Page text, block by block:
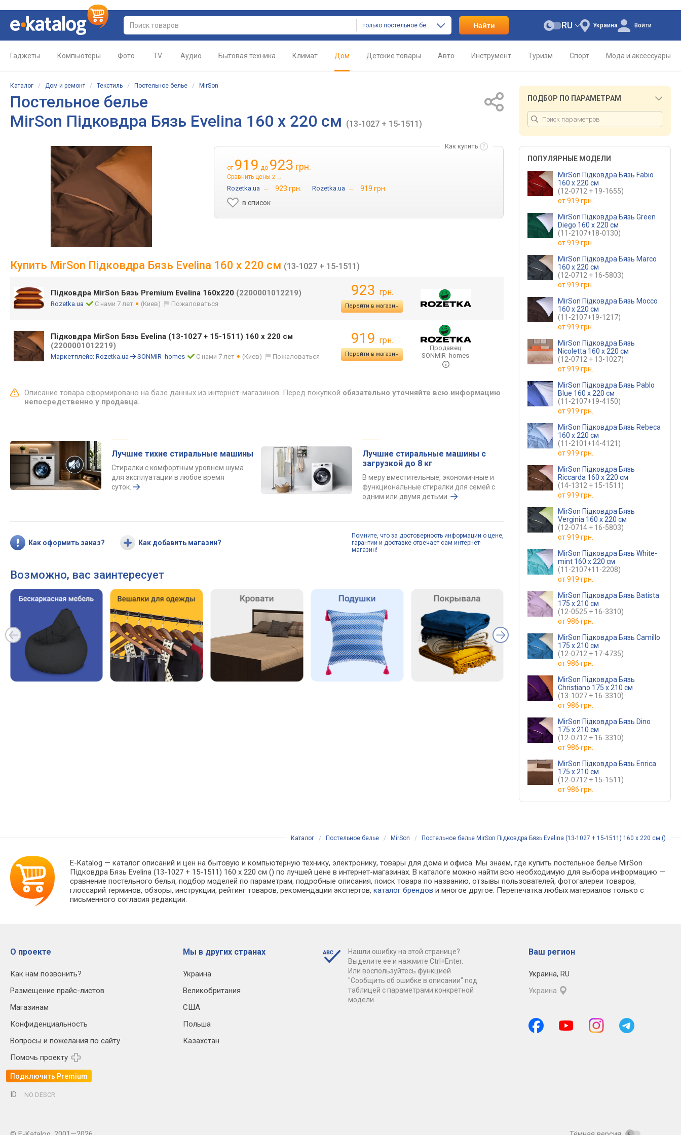
только постельное белье Найти Украина
RU Войти
Гаджеты Компьютеры Фото TV Аудио Бытовая техника Климат Дом Детские товары Авто Инструмент Туризм Спорт Мода и аксессуары
Каталог / Дом и ремонт / Текстиль / Постельное белье / MirSon
Постельное белье
MirSon Підковдра Бязь Evelina 160 x 220 см (13-1027 + 15-1511)
Как купить
от 919 до 923 грн.
Сравнить цены 2 →
Rozetka.ua → 923 грн. Rozetka.ua →
919 грн.
в список
Купить MirSon Підковдра Бязь Evelina 160 x 220 см (13-1027 + 15-1511)
Підковдра MirSon Бязь Premium Evelina 160х220 (2200001012219)
Rozetka.ua С нами 7 лет (Киев) Пожаловаться
923 грн.
Перейти в магазин
Підковдра MirSon Бязь Evelina (13-1027 + 15-1511) 160 x 220 см
(2200001012219)
Маркетплейс: Rozetka.ua SONMIR_homes С нами 7 лет (Киев) Пожаловаться
919 грн.
Перейти в магазин
Продавец:
SONMIR_homes
Описание товара сформировано на базе данных из интернет-магазинов. Перед покупкой обязательно уточняйте всю информацию
непосредственно у продавца.
Лучшие тихие стиральные машины
Стиралки с комфортным уровнем шума
для эксплуатации в любое время
суток.
Лучшие стиральные машины с
загрузкой до 8 кг
В меру вместительные, экономичные и
функциональные стиралки для семей с
одним или двумя детьми.
Как оформить заказ? Как добавить магазин?
Помните, что за достоверность информации о цене,
гарантии и доставке отвечает сам интернет-
магазин!
Возможно, вас заинтересует
ПОДБОР ПО ПАРАМЕТРАМ
ПОПУЛЯРНЫЕ МОДЕЛИ
MirSon Підковдра Бязь Fabio
160 x 220 см
(12-0712 + 19-1655)
от919 грн.
MirSon Підковдра Бязь Green
Diego 160 x 220 см
(11-2107+18-0130)
от919 грн.
MirSon Підковдра Бязь Marco
160 x 220 см
(12-0712 + 16-5803)
от919 грн.
MirSon Підковдра Бязь Mocco
160 x 220 см
(11-2107+19-1217)
от919 грн.
MirSon Підковдра Бязь
Nicoletta 160 x 220 см
(12-0712 + 13-1027)
от919 грн.
MirSon Підковдра Бязь Pablo
Blue 160 x 220 см
(11-2107+19-4150)
от919 грн.
MirSon Підковдра Бязь Rebeca
160 x 220 см
(11-2101+14-4121)
от919 грн.
MirSon Підковдра Бязь
Riccarda 160 x 220 см
(14-1312 + 15-1511)
от919 грн.
MirSon Підковдра Бязь
Verginia 160 x 220 см
(12-0714 + 16-5803)
от919 грн.
MirSon Підковдра Бязь White-
mint 160 x 220 см
(11-2107+11-2208)
от919 грн.
MirSon Підковдра Бязь Batista
175 x 210 см
(12-0525 + 16-3310)
от986 грн.
MirSon Підковдра Бязь Camillo
175 x 210 см
(12-0712 + 17-4735)
от986 грн.
MirSon Підковдра Бязь
Christiano 175 x 210 см
(13-1027 + 16-3310)
от986 грн.
MirSon Підковдра Бязь Dino
175 x 210 см
(12-0712 + 16-3310)
от986 грн.
MirSon Підковдра Бязь Enrica
175 x 210 см
(12-0712 + 15-1511)
от986 грн.
Каталог / Постельное белье / MirSon / Постельное белье MirSon Підковдра Бязь Evelina (13-1027 + 15-1511) 160 x 220 см ()
E-Katalog — каталог описаний и цен на бытовую и компьютерную технику, электронику, товары для дома и офиса. Мы знаем, где купить постельное белье MirSon
Підковдра Бязь Evelina (13-1027 + 15-1511) 160 x 220 см () по лучшей цене в интернет-магазинах. В каталоге можно найти всю необходимую для выбора информацию —
сравнение постельного белья, подбор моделей по параметрам, подробные описания, поиск товара по названию, отзывы пользователей, фотогалереи товаров,
глоссарий терминов, обзоры, инструкции, рейтинг товаров, рекомендации экспертов,каталог брендов и многое другое. Перепечатка любых материалов только с
письменного согласия редакции.
О проекте
Как нам позвонить?
Размещение прайс-листов
Магазинам
Конфиденциальность
Вопросы и пожелания по сайту
Помочь проекту
Подключить Premium
Мы в других странах
Украина
Великобритания
США
Польша
Казахстан
Нашли ошибку на этой странице?
Выделите ее и нажмите Ctrl+Enter.
Или воспользуйтесь функцией
"Сообщить об ошибке в описании" под
таблицей с параметрами конкретной
модели.
Ваш регион
Украина, RU
Украина
ID NO DESCR